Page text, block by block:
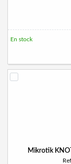
En stock
Mikrotik